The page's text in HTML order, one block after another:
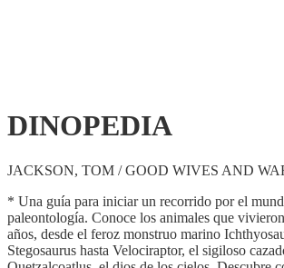
DINOPEDIA
JACKSON, TOM / GOOD WIVES AND
* Una guía para iniciar un recorrido por el
paleontología. Conoce los animales que
años, desde el feroz monstruo marino
Stegosaurus hasta Velociraptor, el sigiloso